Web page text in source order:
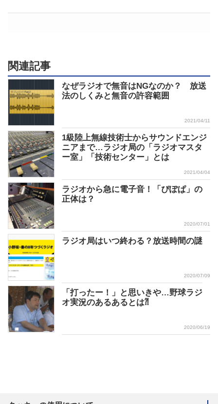
関連記事
なぜラジオで無音はNGなのか？ 放送
法のしくみと無音の許容範囲
2021/04/11
1級陸上無線技術士からサウンドエンジ
ニアまで…ラジオ局の「ラジオマスタ
ー室」「技術センター」とは
2021/04/04
ラジオから急に電子音！「ぴぽぱ」の
正体は？
2020/07/01
ラジオ局はいつ終わる？放送時間の謎
2020/07/09
「打ったー！」と思いきや…野球ラジ
オ実況のあるあるとは⁈
2020/06/19